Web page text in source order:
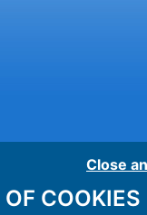
Close
COOKIES